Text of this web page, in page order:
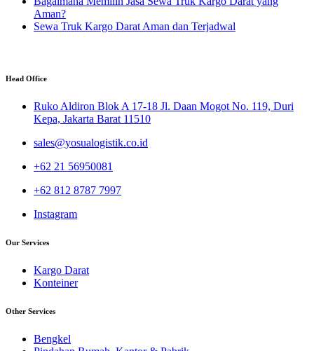
Aman?
Sewa Truk Kargo Darat Aman dan Terjadwal
Head Office
Ruko Aldiron Blok A 17-18 Jl. Daan Mogot No. 119, Duri
Kepa, Jakarta Barat 11510
sales@yosualogistik.co.id
+62 21 56950081
+62 812 8787 7997
Instagram
Our Services
Kargo Darat
Konteiner
Other Services
Bengkel